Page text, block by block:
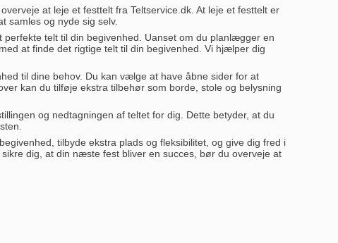
at leje et festtelt fra Teltservice.dk. At leje et festtelt er
samles og nyde sig selv.
telt til din begivenhed. Uanset om du planlægger en
at finde det rigtige telt til din begivenhed. Vi hjælper dig
til dine behov. Du kan vælge at have åbne sider for at
kan du tilføje ekstra tilbehør som borde, stole og belysning
og nedtagningen af teltet for dig. Dette betyder, at du
tilbyde ekstra plads og fleksibilitet, og give dig fred i
dig, at din næste fest bliver en succes, bør du overveje at